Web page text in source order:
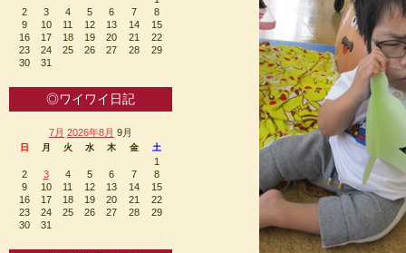
2
3 4 5 6 7
8
9
10 11 12 13 14
15
16
17 18 19 20 21
22
23
24 25 26 27 28
29
30
31
◎ワイワイ日記
7月 2026年8月 9月
日 月 火 水 木 金 土
1
2
3 4 5 6 7
8
9
10 11 12 13 14
15
16
17 18 19 20 21
22
23
24 25 26 27 28
29
30
31